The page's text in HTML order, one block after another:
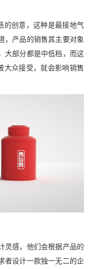
的创意，这种是最接地气
，产品的销售其主要对象
大部分都是中低档，而这
大众接受，就会影响销售
灵感，他们会根据产品的
者设计一款独一无二的企